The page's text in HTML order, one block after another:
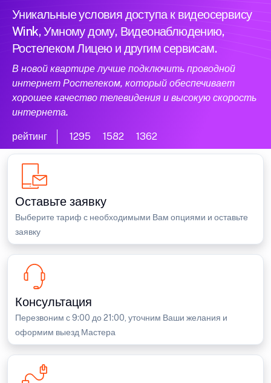
Уникальные условия доступа к видеосервису
Wink, Умному дому, Видеонаблюдению,
Ростелеком Лицею и другим сервисам.
В новой квартире лучше подключить проводной
интернет Ростелеком, который обеспечивает
хорошее качество телевидения и высокую скорость
интернета.
рейтинг 1295 1582 1362
Оставьте заявку
Выберите тариф с необходимыми Вам опциями и оставьте
заявку
Консультация
Перезвоним с 9:00 до 21:00, уточним Ваши желания и
оформим выезд Мастера